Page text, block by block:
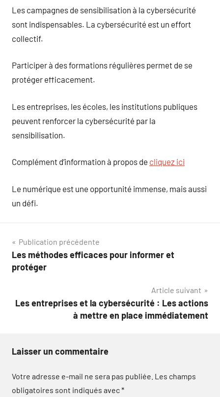
Les campagnes de sensibilisation à la cybersécurité
sont indispensables. La cybersécurité est un effort
collectif.
Participer à des formations régulières permet de se
protéger efficacement.
Les entreprises, les écoles, les institutions publiques
peuvent renforcer la cybersécurité par la
sensibilisation.
Complément d’information à propos de cliquez ici
Le numérique est une opportunité immense, mais aussi
un défi.
Navigation
de
Publication précédente
Les méthodes efficaces pour informer et
protéger
Article suivant
Les entreprises et la cybersécurité : Les actions
à mettre en place immédiatement
Laisser un commentaire
Votre adresse e-mail ne sera pas publiée. Les champs
obligatoires sont indiqués avec*